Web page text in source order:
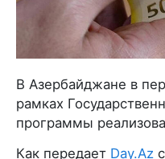
В Азербайджане в
рамках
программы
Как передает Day.Az